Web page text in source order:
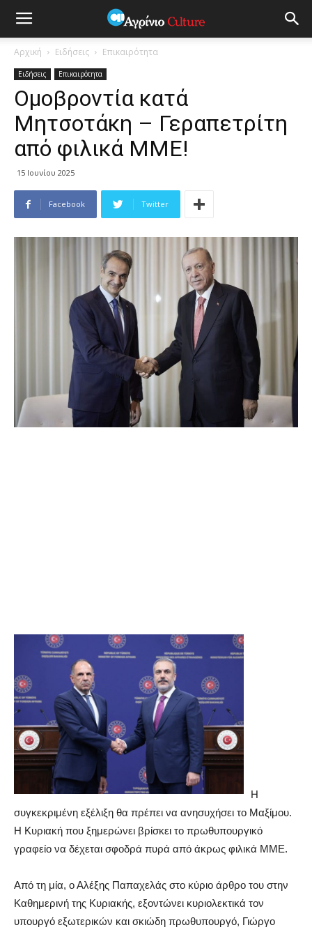
Αρχική Ειδήσεις Επικαιρότητα
Ειδήσεις Επικαιρότητα
Ομοβροντία κατά
Μητσοτάκη – Γεραπετρίτη
από φιλικά ΜΜΕ!
15 Ιουνίου 2025
Facebook Twitter
Η
συγκεκριμένη εξέλιξη θα πρέπει να ανησυχήσει το Μαξίμου.
Η Κυριακή που ξημερώνει βρίσκει το πρωθυπουργικό
γραφείο να δέχεται σφοδρά πυρά από άκρως φιλικά ΜΜΕ.
Από τη μία, ο Αλέξης Παπαχελάς στο κύριο άρθρο του στην
Καθημερινή της Κυριακής, εξοντώνει κυριολεκτικά τον
υπουργό εξωτερικών και σκιώδη πρωθυπουργό, Γιώργο